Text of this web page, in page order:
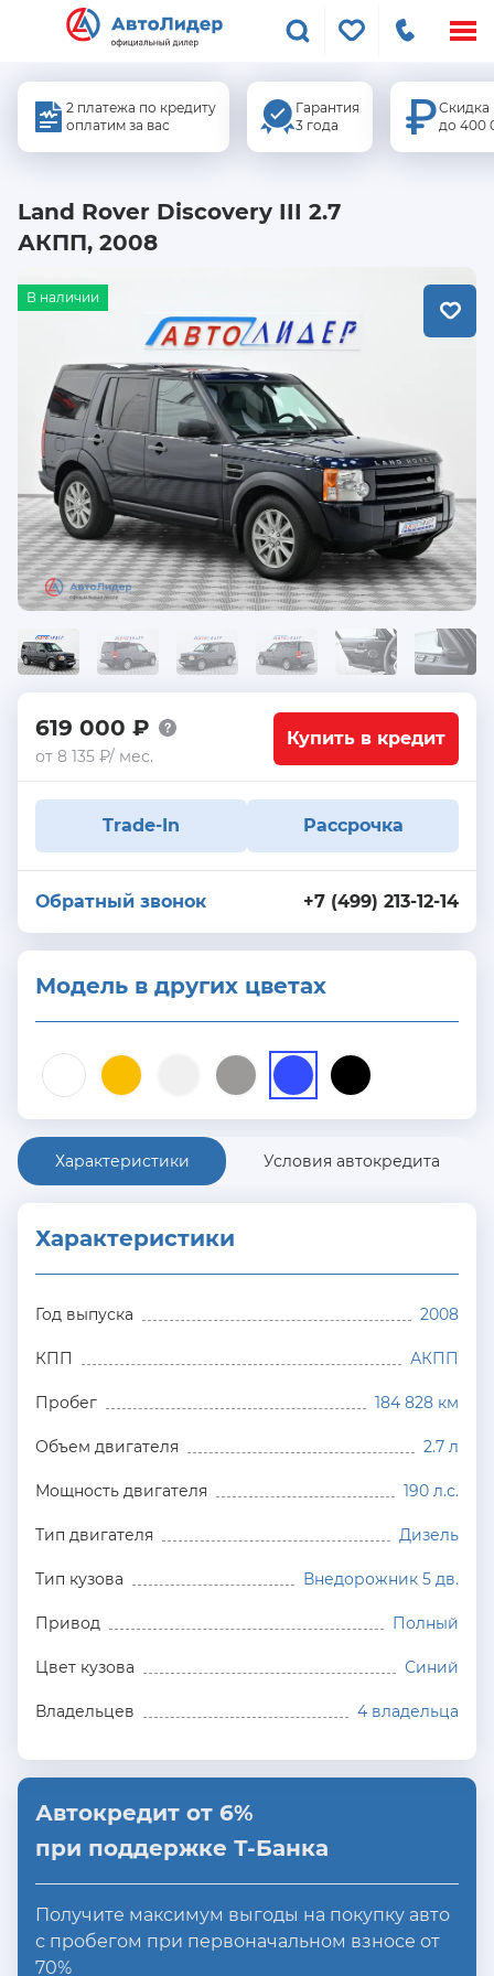
2 платежа по кредиту
оплатим за вас
Гарантия
3 года
Скидка
до 400
Land Rover Discovery III 2.7
АКПП, 2008
В наличии
619 000 ₽
от 8 135 ₽/ мес.
Купить в кредит
Trade-In Рассрочка
+7 (499) 213-12-14
Обратный звонок
Модель в других цветах
Характеристики Условия автокредита
Характеристики
Год выпуска 2008
КПП АКПП
Пробег 184 828 км
Объем двигателя 2.7 л
Мощность двигателя 190 л.с.
Тип двигателя Дизель
Тип кузова Внедорожник 5 дв.
Привод Полный
Цвет кузова Синий
Владельцев 4 владельца
Автокредит от 6%
при поддержке Т-Банка
Получите максимум выгоды на покупку авто
с пробегом при первоначальном взносе от
70%